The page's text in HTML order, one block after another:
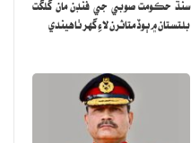
سنڌ حڪومت صوبي جي فنڊن مان گلگت
بلتستان ۾ ٻوڏ متاثرن لاءِ گهر ٺاهيندي